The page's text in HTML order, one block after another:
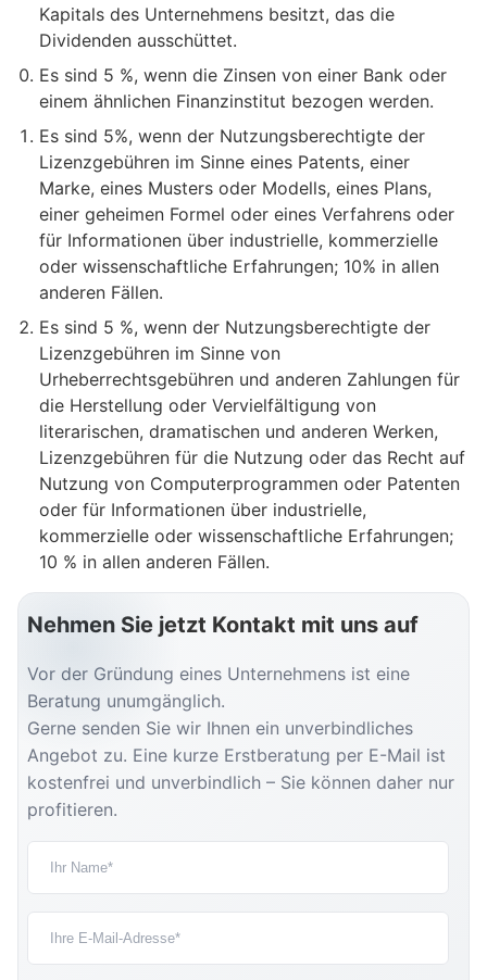
Kapitals des Unternehmens besitzt, das die
Dividenden ausschüttet.
Es sind 5 %, wenn die Zinsen von einer Bank oder
einem ähnlichen Finanzinstitut bezogen werden.
Es sind 5%, wenn der Nutzungsberechtigte der
Lizenzgebühren im Sinne eines Patents, einer
Marke, eines Musters oder Modells, eines Plans,
einer geheimen Formel oder eines Verfahrens oder
für Informationen über industrielle, kommerzielle
oder wissenschaftliche Erfahrungen; 10% in allen
anderen Fällen.
Es sind 5 %, wenn der Nutzungsberechtigte der
Lizenzgebühren im Sinne von
Urheberrechtsgebühren und anderen Zahlungen für
die Herstellung oder Vervielfältigung von
literarischen, dramatischen und anderen Werken,
Lizenzgebühren für die Nutzung oder das Recht auf
Nutzung von Computerprogrammen oder Patenten
oder für Informationen über industrielle,
kommerzielle oder wissenschaftliche Erfahrungen;
10 % in allen anderen Fällen.
Nehmen Sie jetzt Kontakt mit uns auf
Vor der Gründung eines Unternehmens ist eine
Beratung unumgänglich.
Gerne senden Sie wir Ihnen ein unverbindliches
Angebot zu. Eine kurze Erstberatung per E-Mail ist
kostenfrei und unverbindlich – Sie können daher nur
profitieren.